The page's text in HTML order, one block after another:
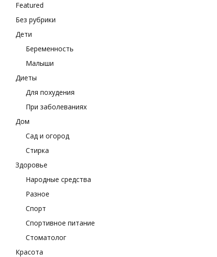
Featured
Без рубрики
Дети
Беременность
Малыши
Диеты
Для похудения
При заболеваниях
Дом
Сад и огород
Стирка
Здоровье
Народные средства
Разное
Спорт
Спортивное питание
Стоматолог
Красота